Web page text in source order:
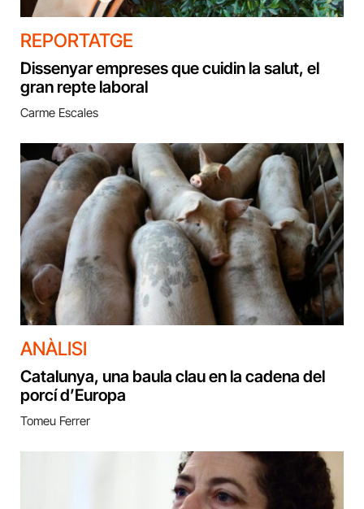
REPORTATGE
Dissenyar empreses que cuidin la salut, el
gran repte laboral
Carme Escales
ANÀLISI
Catalunya, una baula clau en la cadena del
porcí d’Europa
Tomeu Ferrer